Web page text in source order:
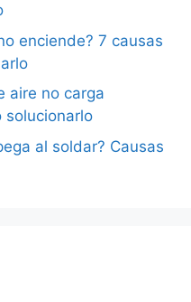
enciende? 7 causas
aire no carga
solucionarlo
al soldar? Causas